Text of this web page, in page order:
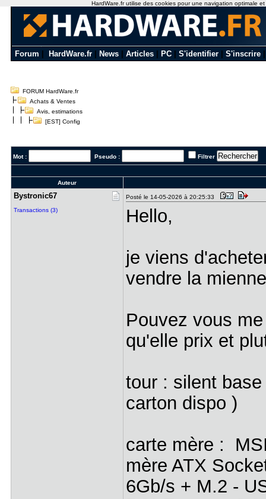
Forum HardWare.fr News Articles PC S'identifier S'inscrire
FORUM HardWare.fr
Achats & Ventes
Avis, estimations
[EST] Config
Mot : Pseudo : Filtrer
Auteur
Bystronic6​7
Transactions (3)
Posté le 14-05-2026 à 20:25:33
Hello,
je viens
vendre la
Pouvez vous
qu'elle prix et
tour : silent
carton dispo )
carte mère :
mère ATX
6Gb/s + M.2 -
HardWare.fr utilise des cookies pour une navigation optimale